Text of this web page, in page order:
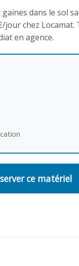
dans le sol
jour chez Locamat.
en agence.
ce matériel